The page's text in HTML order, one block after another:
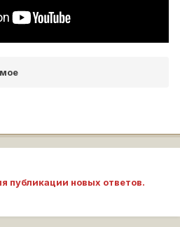
публикации новых ответов.